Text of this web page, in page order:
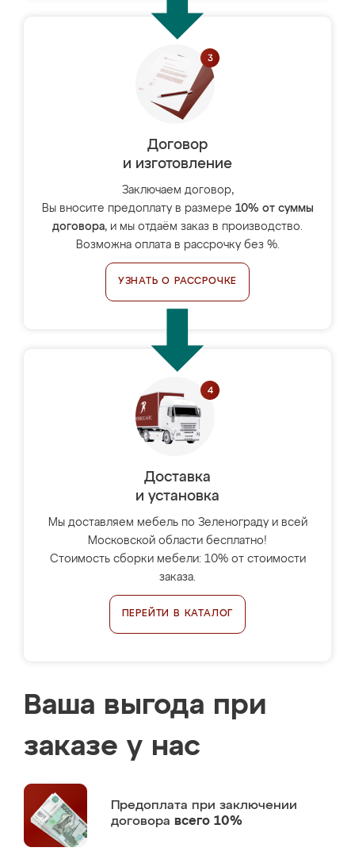
Договор
и изготовление
Заключаем договор,
Вы вносите предоплату в размере 10% от суммы
договора, и мы отдаём заказ в производство.
Возможна оплата в рассрочку без %.
УЗНАТЬ О РАССРОЧКЕ
Доставка
и установка
Мы доставляем мебель по Зеленограду и всей
Московской области бесплатно!
Стоимость сборки мебели: 10% от стоимости
заказа.
ПЕРЕЙТИ В КАТАЛОГ
Ваша выгода при
заказе у нас
Предоплата при заключении
договора всего 10%